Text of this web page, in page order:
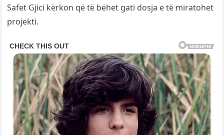
Safet Gjici kërkon që të bëhet gati dosja e të miratohet
projekti.